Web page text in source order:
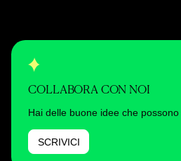
COLLABORA CON NOI
Hai delle buone idee che
SCRIVICI